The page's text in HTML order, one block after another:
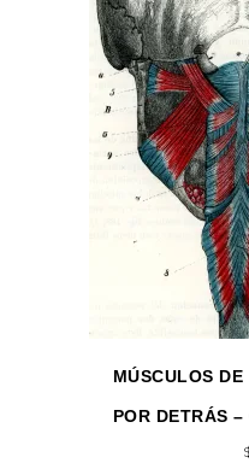
MÚSCULOS
POR DETRÁS